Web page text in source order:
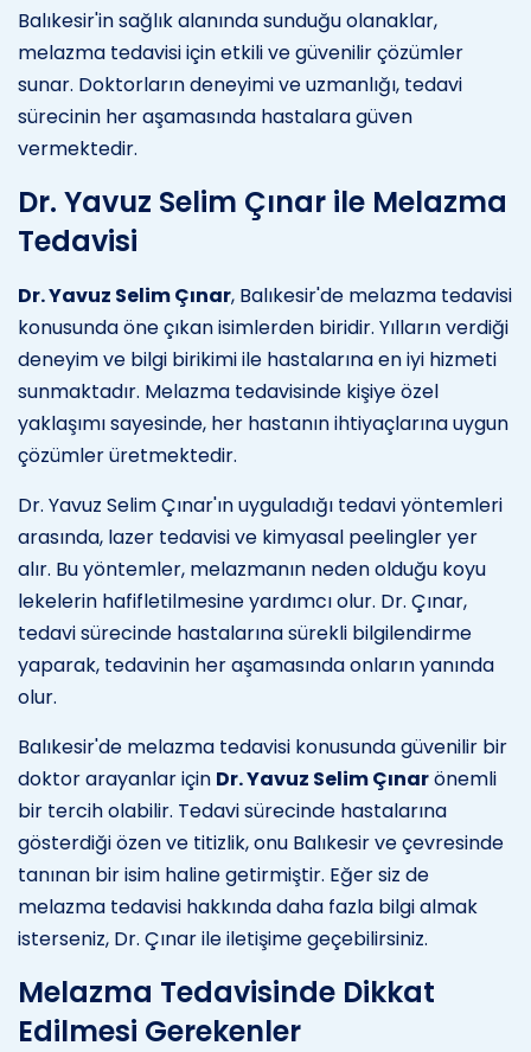
Balıkesir'in sağlık alanında sunduğu olanaklar,
melazma tedavisi için etkili ve güvenilir çözümler
sunar. Doktorların deneyimi ve uzmanlığı, tedavi
sürecinin her aşamasında hastalara güven
vermektedir.
Dr. Yavuz Selim Çınar ile Melazma
Tedavisi
Dr. Yavuz Selim Çınar, Balıkesir'de melazma tedavisi
konusunda öne çıkan isimlerden biridir. Yılların verdiği
deneyim ve bilgi birikimi ile hastalarına en iyi hizmeti
sunmaktadır. Melazma tedavisinde kişiye özel
yaklaşımı sayesinde, her hastanın ihtiyaçlarına uygun
çözümler üretmektedir.
Dr. Yavuz Selim Çınar'ın uyguladığı tedavi yöntemleri
arasında, lazer tedavisi ve kimyasal peelingler yer
alır. Bu yöntemler, melazmanın neden olduğu koyu
lekelerin hafifletilmesine yardımcı olur. Dr. Çınar,
tedavi sürecinde hastalarına sürekli bilgilendirme
yaparak, tedavinin her aşamasında onların yanında
olur.
Balıkesir'de melazma tedavisi konusunda güvenilir bir
doktor arayanlar için Dr. Yavuz Selim Çınarönemli
bir tercih olabilir. Tedavi sürecinde hastalarına
gösterdiği özen ve titizlik, onu Balıkesir ve çevresinde
tanınan bir isim haline getirmiştir. Eğer siz de
melazma tedavisi hakkında daha fazla bilgi almak
isterseniz, Dr. Çınar ile iletişime geçebilirsiniz.
Melazma Tedavisinde Dikkat
Edilmesi Gerekenler